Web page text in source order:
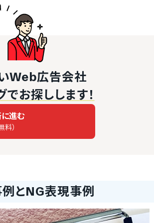
Web広告会社
お探しします！
進む
料）
とNG表現事例